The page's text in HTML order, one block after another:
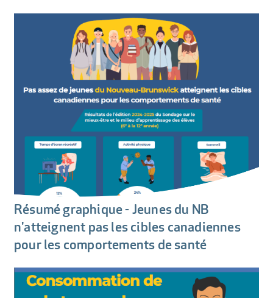
Résumé graphique - Jeunes du NB
n'atteignent pas les cibles canadiennes
pour les comportements de santé